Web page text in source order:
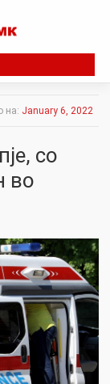
на: January 6, 2022
со
во